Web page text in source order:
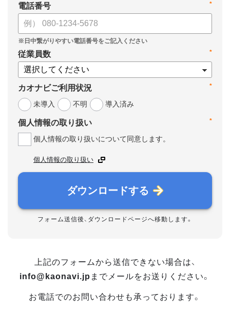
*
電話番号
*
従業員数
*
カオナビご利用状況
未導入
不明 導入済み
*
個人情報の取り扱い
個人情報の取り扱いについて同意します。
個人情報の取り扱い
ダウンロードする
フォーム送信後、ダウンロードページへ移動します。
上記のフォームから送信できない場合は、
info@kaonavi.jp までメールをお送りください。
お電話でのお問い合わせも承っております。